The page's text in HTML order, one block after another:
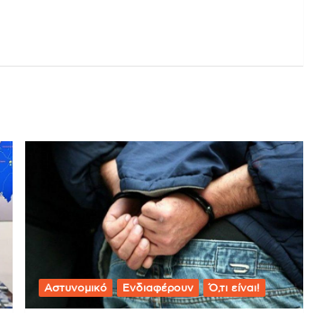
Αστυνομικό Ενδιαφέρουν Ό,τι είναι!